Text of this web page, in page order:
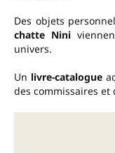
Des objets
chatte Nini
univers.
Un livre-catalogue
des commissaires